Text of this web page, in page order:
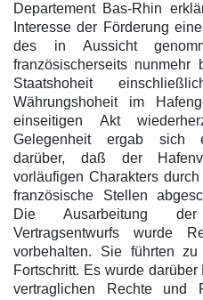
Departement Bas-Rhin
Interesse der Förderung
des in Aussicht
französischerseits
Staatshoheit
Währungshoheit im
einseitigen Akt
Gelegenheit ergab sich
darüber, daß der
vorläufigen Charakters
französische Stellen
Die Ausarbeitung
Vertragsentwurfs wurde
vorbehalten. Sie führten zu
Fortschritt. Es wurde
vertraglichen Rechte und